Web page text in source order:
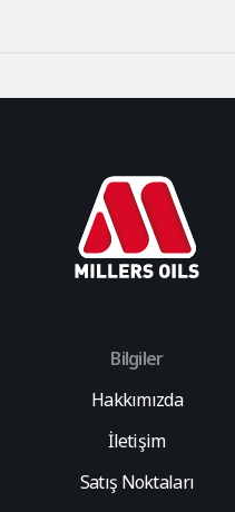
Bilgiler
Hakkımızda
İletişim
Satış Noktaları